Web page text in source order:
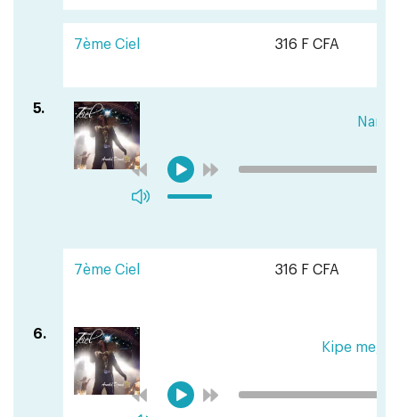
7ème Ciel 316 F CFA
5.
7ème Ciel 316 F CFA
6.
Kipe me,